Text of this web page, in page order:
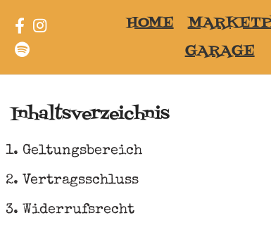
HOME
GARAGE
Inhaltsverzeichnis
Geltungsbereich
Vertragsschluss
Widerrufsrecht